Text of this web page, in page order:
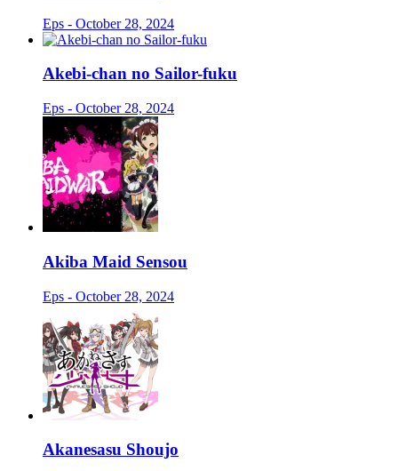
Eps - October 28, 2024
Akebi-chan no Sailor-fuku
Eps - October 28, 2024
Akiba Maid Sensou
Eps - October 28, 2024
Akanesasu Shoujo